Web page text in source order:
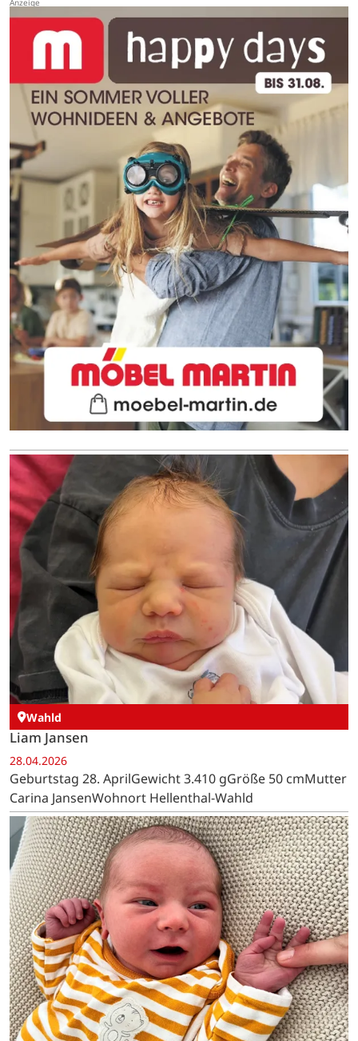
Wahld
Liam Jansen
28.04.2026
Geburtstag 28. AprilGewicht 3.410 gGröße 50 cmMutter
Carina JansenWohnort Hellenthal-Wahld